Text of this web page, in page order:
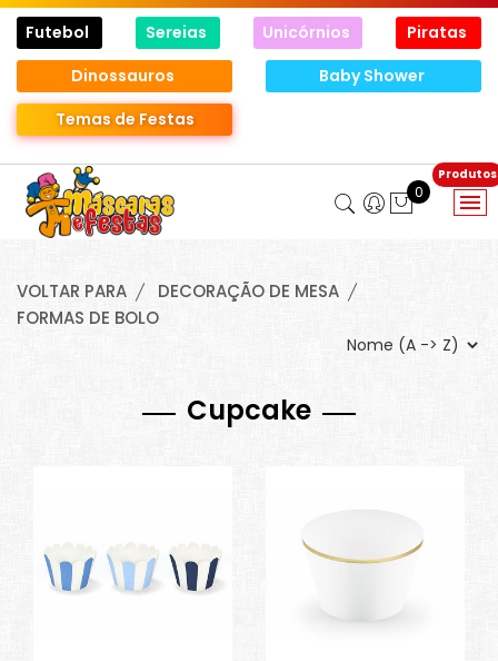
Futebol Sereias Unicórnios
Piratas
Dinossauros
Baby Shower
Temas de Festas
0
VOLTAR PARA
DECORAÇÃO DE MESA
FORMAS DE BOLO
Cupcake